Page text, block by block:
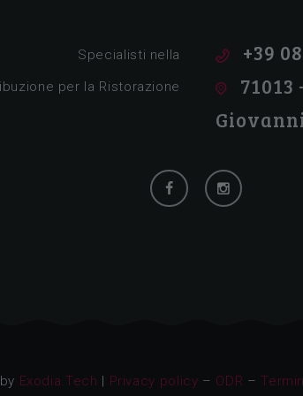
+39
Specialisti nella
per la Ristorazione
Exodia.Tech | Privacy policy – ODR –